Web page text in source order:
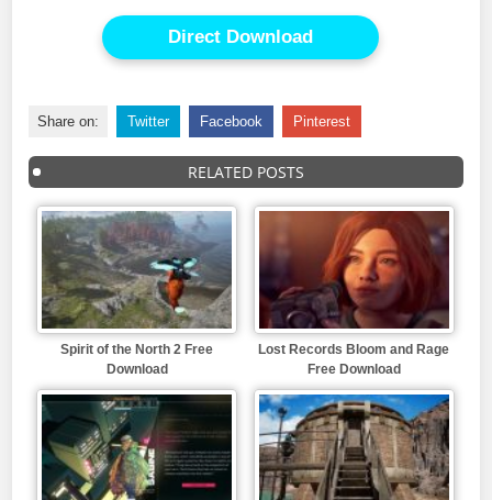
Direct Download
Share on: Twitter Facebook Pinterest
RELATED POSTS
Spirit of the North 2 Free
Download
Lost Records Bloom and Rage
Free Download